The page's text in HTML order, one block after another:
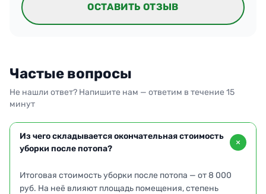
ОСТАВИТЬ ОТЗЫВ
Частые вопросы
Не нашли ответ? Напишите нам — ответим в течение 15
минут
Из чего складывается окончательная стоимость
уборки после потопа?
Итоговая стоимость уборки после потопа — от 8 000
руб. На неё влияют площадь помещения, степень